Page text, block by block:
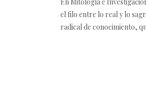
el filo entre lo real y lo
radical de conocimiento,